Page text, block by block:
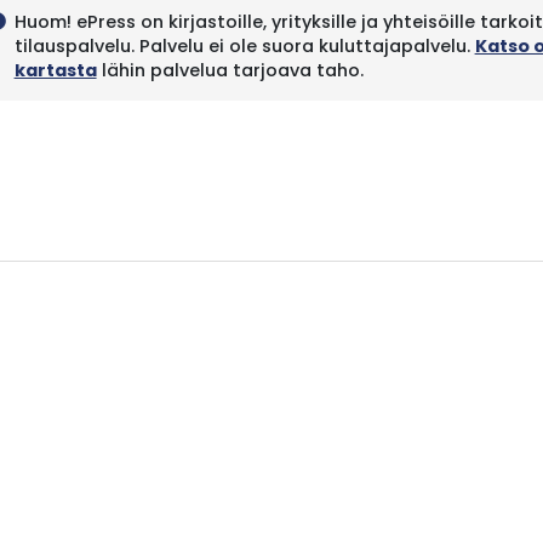
Huom! ePress on kirjastoille, yrityksille ja yhteisöille
tilauspalvelu. Palvelu ei ole suora kuluttajapalvelu. Katso
kartastalähin palvelua tarjoava taho.